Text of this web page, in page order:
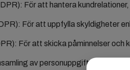
För att hantera
För att uppfylla skyldigheter
För att skicka påminnelser och
av personuppgifter för